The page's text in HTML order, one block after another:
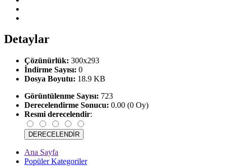
Detaylar
Çözünürlük: 300x293
İndirme Sayısı: 0
Dosya Boyutu: 18.9 KB
Görüntülenme Sayısı: 723
Derecelendirme Sonucu: 0.00 (0 Oy)
Resmi derecelendir:
Ana Sayfa
Popüler Kategoriler